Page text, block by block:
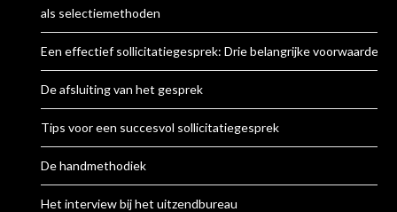
als selectiemethoden
Een effectief sollicitatiegesprek: Drie belangrijke voorwaarden
De afsluiting van het gesprek
Tips voor een succesvol sollicitatiegesprek
De handmethodiek
Het interview bij het uitzendbureau